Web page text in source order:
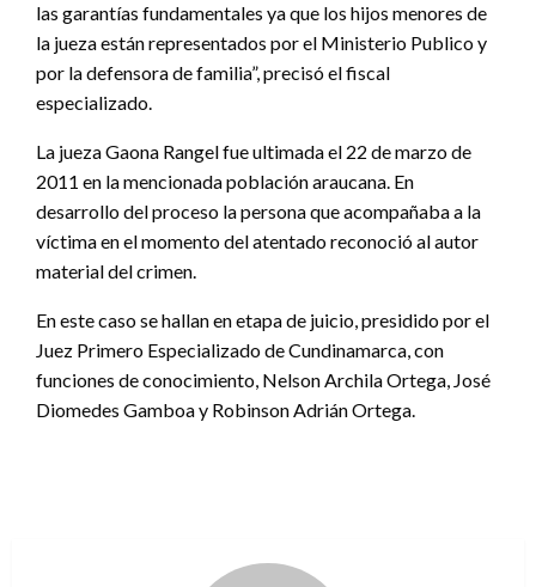
las garantías fundamentales ya que los hijos menores de
la jueza están representados por el Ministerio Publico y
por la defensora de familia”, precisó el fiscal
especializado.
La jueza Gaona Rangel fue ultimada el 22 de marzo de
2011 en la mencionada población araucana. En
desarrollo del proceso la persona que acompañaba a la
víctima en el momento del atentado reconoció al autor
material del crimen.
En este caso se hallan en etapa de juicio, presidido por el
Juez Primero Especializado de Cundinamarca, con
funciones de conocimiento, Nelson Archila Ortega, José
Diomedes Gamboa y Robinson Adrián Ortega.